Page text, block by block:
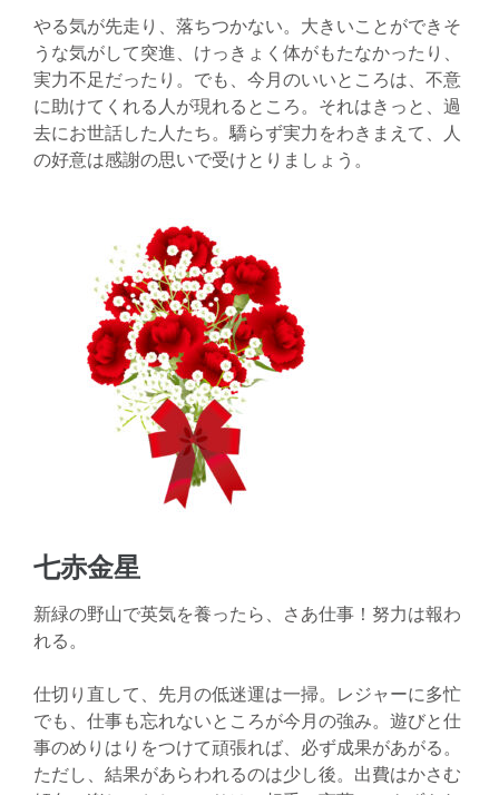
やる気が先走り、落ちつかない。大きいことができそ
うな気がして突進、けっきょく体がもたなかったり、
実力不足だったり。でも、今月のいいところは、不意
に助けてくれる人が現れるところ。それはきっと、過
去にお世話した人たち。驕らず実力をわきまえて、人
の好意は感謝の思いで受けとりましょう。
七赤金星
新緑の野山で英気を養ったら、さあ仕事！努力は報わ
れる。
仕切り直して、先月の低迷運は一掃。レジャーに多忙
でも、仕事も忘れないところが今月の強み。遊びと仕
事のめりはりをつけて頑張れば、必ず成果があがる。
ただし、結果があらわれるのは少し後。出費はかさむ